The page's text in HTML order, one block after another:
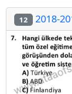
12 2018-